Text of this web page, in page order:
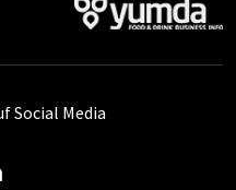
Social Media